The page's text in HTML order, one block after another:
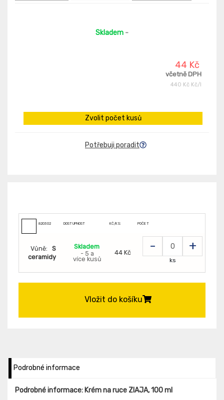
Skladem -
44 Kč
včetně DPH
440 Kč Kč/l
Zvolit počet kusů
Potřebuji poradit
820302 DOSTUPNOST KČ/KS: POČET
Vůně:
S
ceramidy
Skladem
- 5 a
více kusů
44 Kč - +
ks
Vložit do košíku
Podrobné informace
Podrobné informace: Krém na ruce ZIAJA, 100 ml